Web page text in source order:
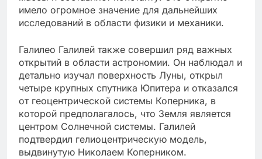
имело огромное значение для дальнейших
исследований в области физики и механики.
Галилео Галилей также совершил ряд важных
открытий в области астрономии. Он наблюдал и
детально изучал поверхность Луны, открыл
четыре крупных спутника Юпитера и отказался
от геоцентрической системы Коперника, в
которой предполагалось, что Земля является
центром Солнечной системы. Галилей
подтвердил гелиоцентрическую модель,
выдвинутую Николаем Коперником.